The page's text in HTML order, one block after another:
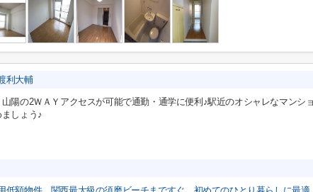
利大輔
山陽の2ＷＡＹアクセスが可能で通勤・通学に便利♪駅近のオシャレなマンシ
ましょう♪